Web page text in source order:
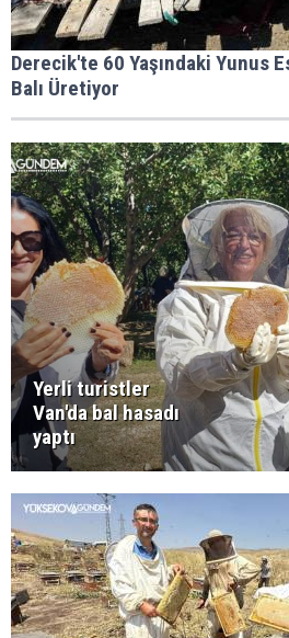
Derecik'te 60 Yaşındaki Yunus
Balı Üretiyor
Yerli turistler
Van'da bal hasadı
yaptı